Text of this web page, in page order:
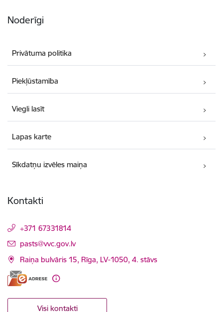
Noderīgi
Privātuma politika
Piekļūstamība
Viegli lasīt
Lapas karte
Sīkdatņu izvēles maiņa
Kontakti
+371 67331814
E-pasts:
pasts@vvc.gov.lv
Raiņa bulvāris 15, Rīga, LV-1050, 4. stāvs
Visi kontakti